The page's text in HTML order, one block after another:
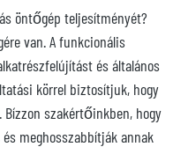
öntőgép teljesítményét?
van. A funkcionális
és általános
körrel biztosítjuk, hogy
szakértőinkben, hogy
meghosszabbítják annak